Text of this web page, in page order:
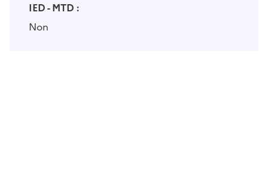
IED - MTD :
Non